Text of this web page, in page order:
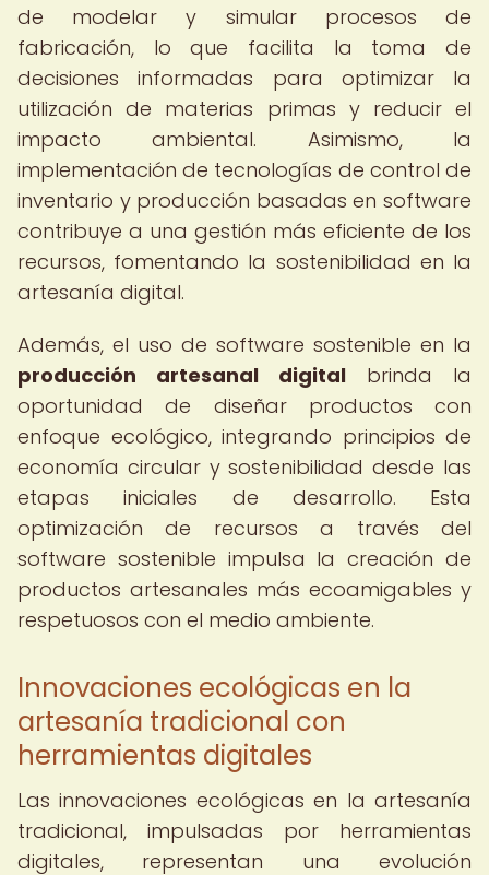
de modelar y simular procesos de
fabricación, lo que facilita la toma de
decisiones informadas para optimizar la
utilización de materias primas y reducir el
impacto ambiental. Asimismo, la
implementación de tecnologías de control de
inventario y producción basadas en software
contribuye a una gestión más eficiente de los
recursos, fomentando la sostenibilidad en la
artesanía digital.
Además, el uso de software sostenible en la
producción artesanal digital brinda la
oportunidad de diseñar productos con
enfoque ecológico, integrando principios de
economía circular y sostenibilidad desde las
etapas iniciales de desarrollo. Esta
optimización de recursos a través del
software sostenible impulsa la creación de
productos artesanales más ecoamigables y
respetuosos con el medio ambiente.
Innovaciones ecológicas en la
artesanía tradicional con
herramientas digitales
Las innovaciones ecológicas en la artesanía
tradicional, impulsadas por herramientas
digitales, representan una evolución